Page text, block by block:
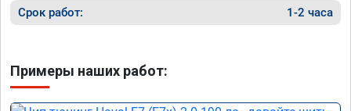
Парням благодарность!!!!
Срок работ: 1-2 часа
Примеры наших работ: